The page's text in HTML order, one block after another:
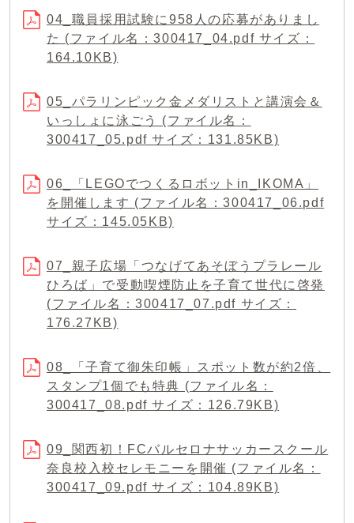
04_職員採用試験に958人の応募がありまし
た (ファイル名：300417_04.pdf サイズ：
164.10KB)
05_パラリンピック金メダリストと講演会＆
いっしょに泳ごう (ファイル名：
300417_05.pdf サイズ：131.85KB)
06_「LEGOでつくるロボットin_IKOMA」
を開催します (ファイル名：300417_06.pdf
サイズ：145.05KB)
07_親子広場「つなげてあそぼうプラレール
ひろば」で受動喫煙防止を子育て世代に啓発
(ファイル名：300417_07.pdf サイズ：
176.27KB)
08_「子育て御朱印帳」スポット数が約2倍、
スタンプ1個でも特典 (ファイル名：
300417_08.pdf サイズ：126.79KB)
09_関西初！FCバルセロナサッカースクール
奈良校入校セレモニーを開催 (ファイル名：
300417_09.pdf サイズ：104.89KB)